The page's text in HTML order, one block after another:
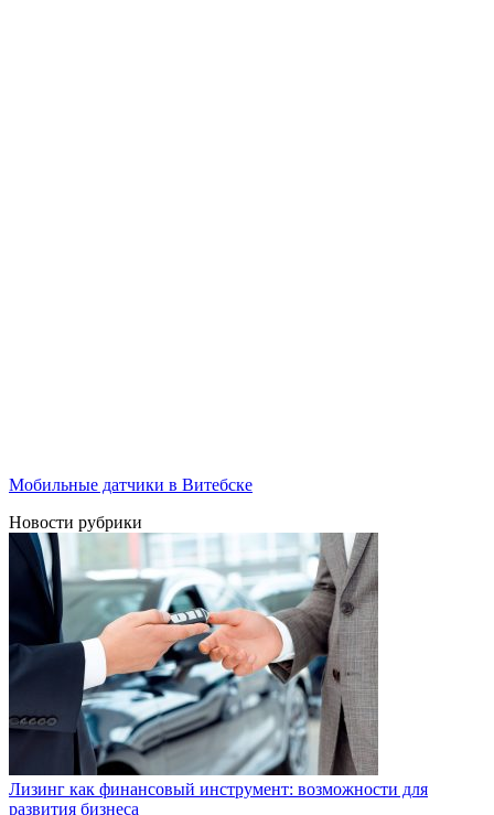
Мобильные датчики в Витебске
Новости рубрики
Лизинг как финансовый инструмент: возможности для
развития бизнеса